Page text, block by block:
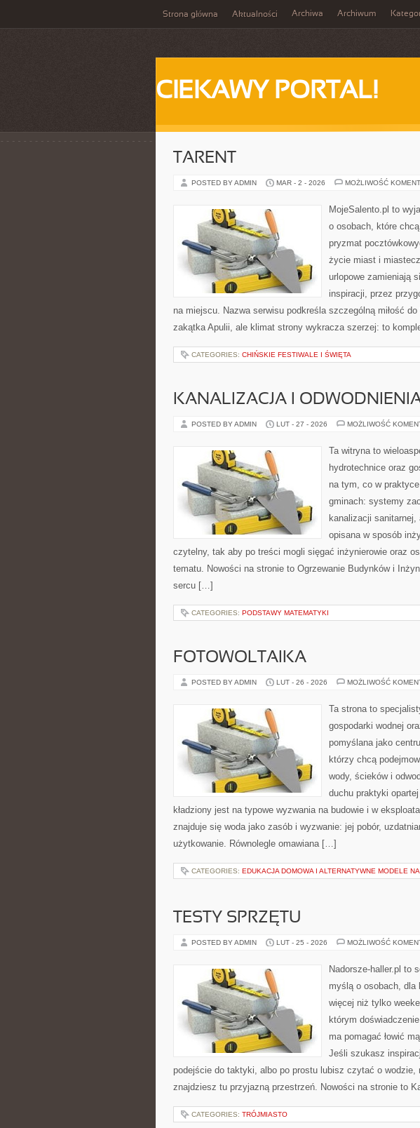
Strona główna Aktualności Archiwa Archiwum
CIEKAWY PORTAL!
TARENT
POSTED BY ADMIN MAR - 2 - 2026 MOŻLIWOŚĆ
MojeSalento.pl to
o osobach, które
pryzmat
życie miast i
urlopowe zamieniają
inspiracji, przez
na miejscu. Nazwa serwisu podkreśla szczególną miłość
zakątka Apulii, ale klimat strony wykracza szerzej: to
CATEGORIES: CHIŃSKIE FESTIWALE I ŚWIĘTA
KANALIZACJA I
POSTED BY ADMIN LUT - 27 - 2026 MOŻLIWOŚĆ
Ta witryna to
hydrotechnice oraz
na tym, co w
gminach: systemy
kanalizacji sanitarnej,
opisana w sposób
czytelny, tak aby po treści mogli sięgać inżynierowie oraz
tematu. Nowości na stronie to Ogrzewanie Budynków i
sercu […]
CATEGORIES: PODSTAWY MATEMATYKI
FOTOWOLTAIKA
POSTED BY ADMIN LUT - 26 - 2026 MOŻLIWOŚĆ
Ta strona to
gospodarki wodnej
pomyślana jako
którzy chcą
wody, ścieków i
duchu praktyki
kładziony jest na typowe wyzwania na budowie i w
znajduje się woda jako zasób i wyzwanie: jej pobór,
użytkowanie. Równolegle omawiana […]
CATEGORIES: EDUKACJA DOMOWA I ALTERNATYWNE MODELE
TESTY SPRZĘTU
POSTED BY ADMIN LUT - 25 - 2026 MOŻLIWOŚĆ
Nadorsze-haller.pl to
myślą o osobach, dla
więcej niż tylko
którym
ma pomagać łowić
Jeśli szukasz
podejście do taktyki, albo po prostu lubisz czytać o wodzie,
znajdziesz tu przyjazną przestrzeń. Nowości na stronie to
CATEGORIES: TRÓJMIASTO